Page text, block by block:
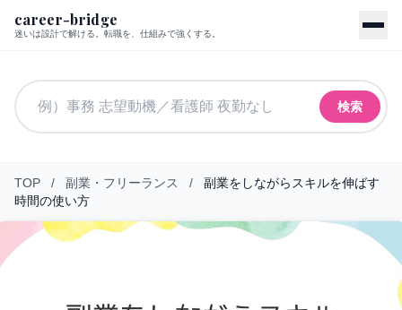
career-bridge
迷いは設計で解ける。転職を、仕組みで強くする。
検索
TOP / 副業・フリーランス /
副業をしながらスキルを伸ばす
時間の使い方